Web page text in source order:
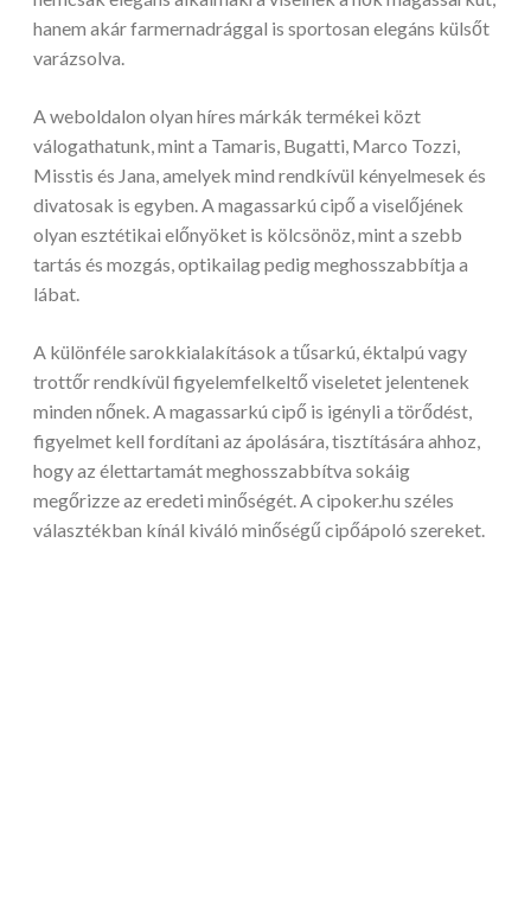
hanem akár farmernadrággal is sportosan elegáns külsőt
varázsolva.
A weboldalon olyan híres márkák termékei közt
válogathatunk, mint a Tamaris, Bugatti, Marco Tozzi,
Misstis és Jana, amelyek mind rendkívül kényelmesek és
divatosak is egyben. A magassarkú cipő a viselőjének
olyan esztétikai előnyöket is kölcsönöz, mint a szebb
tartás és mozgás, optikailag pedig meghosszabbítja a
lábat.
A különféle sarokkialakítások a tűsarkú, éktalpú vagy
trottőr rendkívül figyelemfelkeltő viseletet jelentenek
minden nőnek. A magassarkú cipő is igényli a törődést,
figyelmet kell fordítani az ápolására, tisztítására ahhoz,
hogy az élettartamát meghosszabbítva sokáig
megőrizze az eredeti minőségét. A cipoker.hu széles
választékban kínál kiváló minőségű cipőápoló szereket.